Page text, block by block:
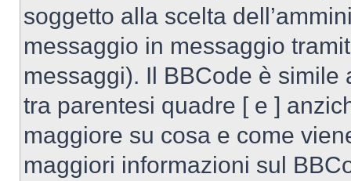
soggetto alla scelta
messaggio in messaggio
messaggi). Il BBCode è simile
tra parentesi quadre [ e ]
maggiore su cosa e come
maggiori informazioni sul